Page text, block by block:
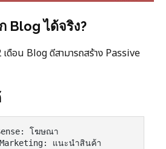
Blog ได้จริง?
ดือน Blog ดีสามารถสร้าง Passive
โฆษณา
แนะนำสินค้า